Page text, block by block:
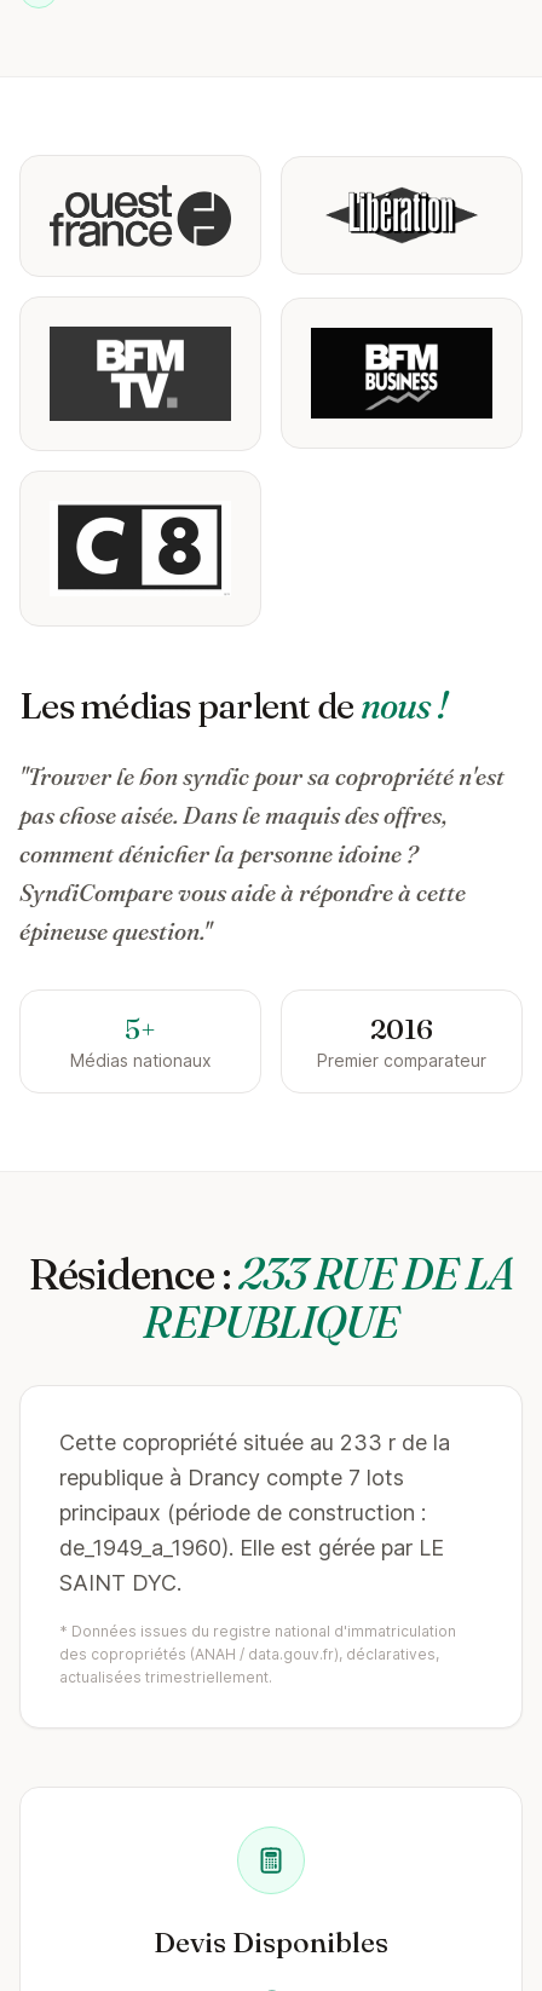
Les médias parlent denous !
"Trouver le bon syndic pour sa copropriété n'est
pas chose aisée. Dans le maquis des offres,
comment dénicher la personne idoine ?
SyndiCompare vous aide à répondre à cette
épineuse question."
5+
Médias nationaux
2016
Premier comparateur
Résidence :233 RUE DE LA
REPUBLIQUE
Cette copropriété située au 233 r de la
republique à Drancy compte 7 lots
principaux (période de construction :
de_1949_a_1960). Elle est gérée par LE
SAINT DYC.
* Données issues du registre national d'immatriculation
des copropriétés (ANAH / data.gouv.fr), déclaratives,
actualisées trimestriellement.
Devis Disponibles